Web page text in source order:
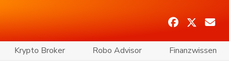
Krypto Broker Robo Advisor Finanzwissen